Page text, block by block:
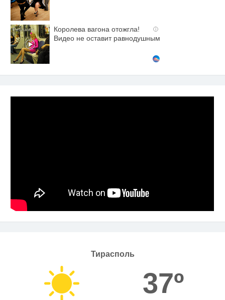
i
Королева вагона отожгла!
Видео не оставит равнодушным
Тирасполь
37º